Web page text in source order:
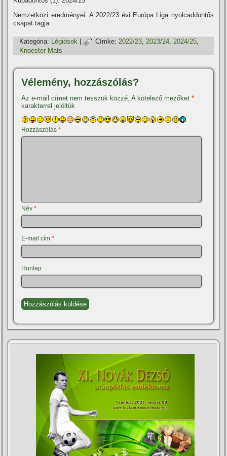
Nemzetközi eredményei: A 2022/23 évi Európa Liga nyolcaddöntős
csapat tagja
Kategória: Légiósok | Címke: 2022/23,2023/24,2024/25,
Knoester Mats
Vélemény, hozzászólás?
Az e-mail címet nem tesszük közzé. A kötelező mezőket*
karakterrel jelöltük
Hozzászólás*
Név*
E-mail cím*
Honlap